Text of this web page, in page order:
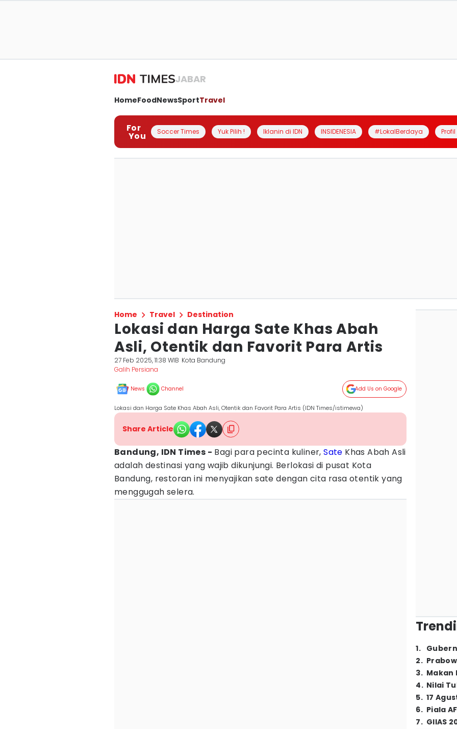
JABAR
HomeFoodNewsSportTravel
For
You Soccer Times Yuk Pilih ! Iklanin di IDN INSIDENESIA #LokalBerdaya
Home Travel Destination
Lokasi dan Harga Sate Khas Abah
Asli, Otentik dan Favorit Para Artis
27 Feb 2025, 11:38 WIB Kota Bandung
Galih Persiana
News Channel Add Us on Google
Lokasi dan Harga Sate Khas Abah Asli, Otentik dan Favorit Para Artis (IDN Times/istimewa)
Share Article
Bandung, IDN Times - Bagi para pecinta kuliner,Sate Khas Abah Asli
adalah destinasi yang wajib dikunjungi. Berlokasi di pusat Kota
Bandung, restoran ini menyajikan sate dengan cita rasa otentik yang
menggugah selera.
1.
2.
3. Makan
4. Nilai
5. 17
6. Piala
7. GIIAS